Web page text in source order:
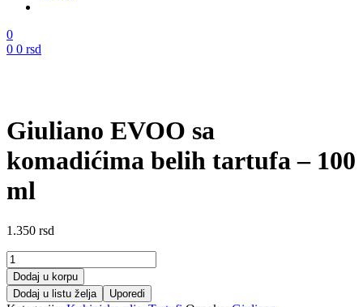
0
0 0 rsd
Giuliano EVOO sa
komadićima belih tartufa – 100
ml
1.350 rsd
Giuliano
EVOO
sa
komadićima
Dodaj u korpu
Dodaj u listu želja
Uporedi